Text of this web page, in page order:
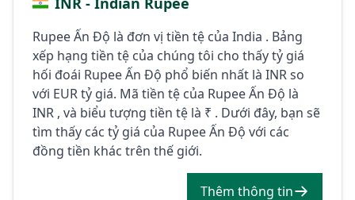
Rupee Ấn Độ là đơn vị tiền tệ của India . Bảng
xếp hạng tiền tệ của chúng tôi cho thấy tỷ giá
hối đoái Rupee Ấn Độ phổ biến nhất là INR so
với EUR tỷ giá. Mã tiền tệ của Rupee Ấn Độ là
INR , và biểu tượng tiền tệ là ₹ . Dưới đây, bạn sẽ
tìm thấy các tỷ giá của Rupee Ấn Độ với các
đồng tiền khác trên thế giới.
Thêm thông tin